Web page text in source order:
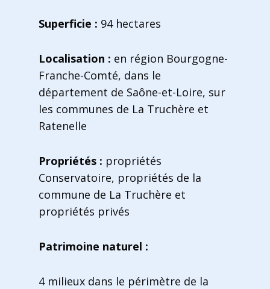
Superficie : 94 hectares
Localisation : en région Bourgogne-
Franche-Comté, dans le
département de Saône-et-Loire, sur
les communes de La Truchère et
Ratenelle
Propriétés : propriétés
Conservatoire, propriétés de la
commune de La Truchère et
propriétés privés
Patrimoine naturel :
4 milieux dans le périmètre de la